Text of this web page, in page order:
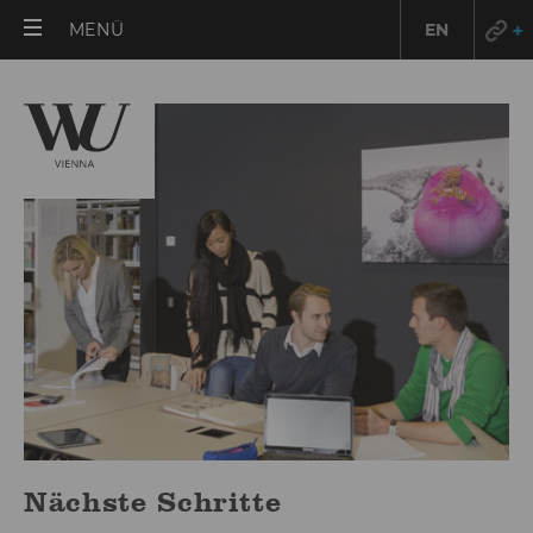
MENÜ EN
Nächste Schritte